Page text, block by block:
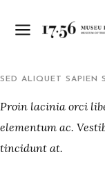
SED ALIQUET SAPIEN
Proin lacinia orci
elementum ac.
tincidunt at.